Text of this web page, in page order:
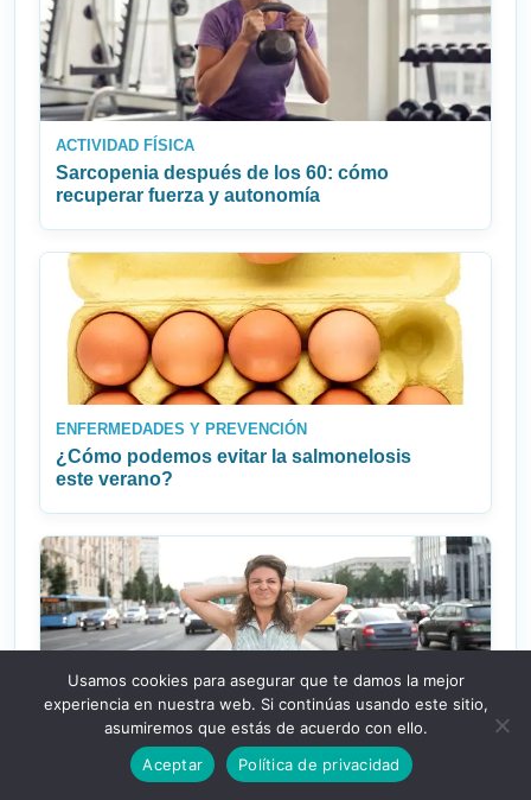
ACTIVIDAD FÍSICA
Sarcopenia después de los 60: cómo
recuperar fuerza y autonomía
ENFERMEDADES Y PREVENCIÓN
¿Cómo podemos evitar la salmonelosis
este verano?
INNOVACIÓN Y TECNOLOGÍA EN SALUD
La aplicación que nos agota la batería: por
qué el ruido es el contaminante invisible de
nuestro cuerpo
Usamos cookies para asegurar que te damos la mejor
experiencia en nuestra web. Si continúas usando este sitio,
asumiremos que estás de acuerdo con ello.
Aceptar
Política de privacidad